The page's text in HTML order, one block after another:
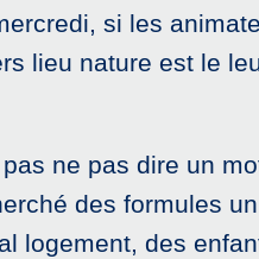
si les
lieu nature est le
ne pas dire un
des formules
logement, des